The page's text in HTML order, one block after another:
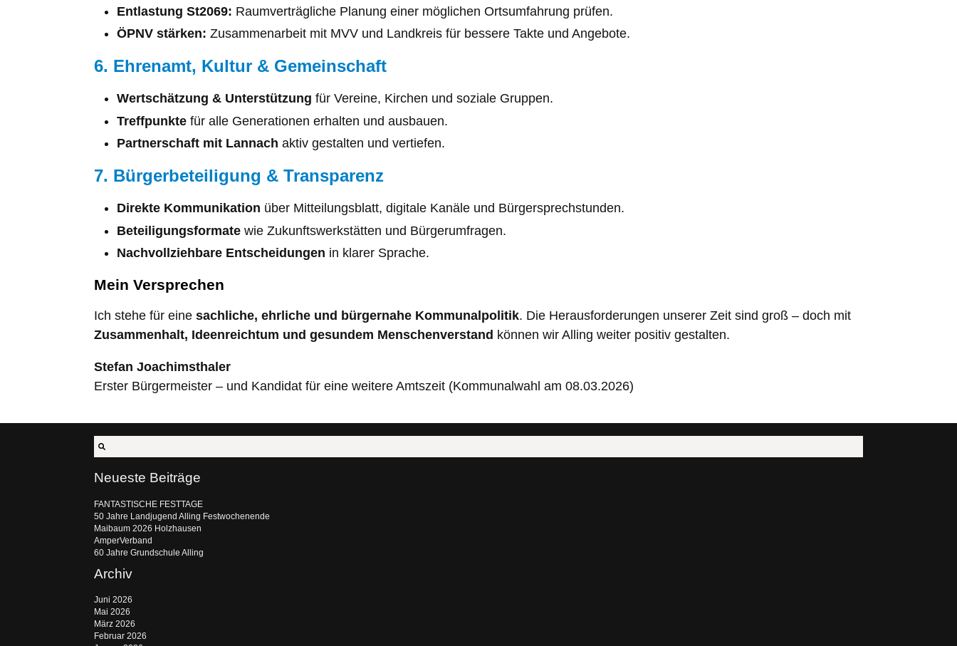
Entlastung St2069: Raumverträgliche Planung einer möglichen Ortsumfahrung prüfen.
ÖPNV stärken: Zusammenarbeit mit MVV und Landkreis für bessere Takte und Angebote.
6. Ehrenamt, Kultur & Gemeinschaft
Wertschätzung & Unterstützung für Vereine, Kirchen und soziale Gruppen.
Treffpunkte für alle Generationen erhalten und ausbauen.
Partnerschaft mit Lannach aktiv gestalten und vertiefen.
7. Bürgerbeteiligung & Transparenz
Direkte Kommunikation über Mitteilungsblatt, digitale Kanäle und Bürgersprechstunden.
Beteiligungsformate wie Zukunftswerkstätten und Bürgerumfragen.
Nachvollziehbare Entscheidungen in klarer Sprache.
Mein Versprechen
Ich stehe für eine sachliche, ehrliche und bürgernahe Kommunalpolitik. Die Herausforderungen unserer Zeit sind groß – doch mit
Zusammenhalt, Ideenreichtum und gesundem Menschenverstand können wir Alling weiter positiv gestalten.
Stefan Joachimsthaler
Erster Bürgermeister – und Kandidat für eine weitere Amtszeit (Kommunalwahl am 08.03.2026)
Neueste Beiträge
FANTASTISCHE FESTTAGE
50 Jahre Landjugend Alling Festwochenende
Maibaum 2026 Holzhausen
AmperVerband
60 Jahre Grundschule Alling
Archiv
Juni 2026
Mai 2026
März 2026
Februar 2026